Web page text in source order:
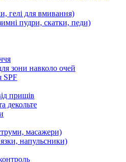
гелі для вмивання)
пудри, скатки, педи)
зони навколо очей
SPF
прищів
декольте
масажери)
напульсники)